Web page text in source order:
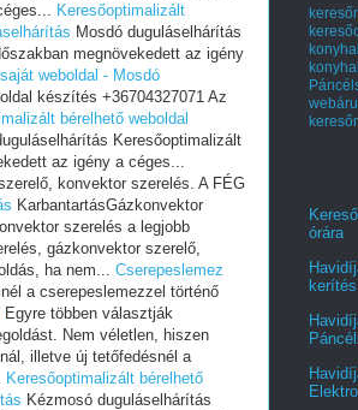
Keresőoptimalizált
Mosdó duguláselhárítás
megnövekedett az igény
weboldal - Mosdó
készítés +36704327071 Az
bérelhető weboldal
Keresőoptimalizált
az igény a céges...
konvektor szerelés. A FÉG
KarbantartásGázkonvektor
szerelés a legjobb
gázkonvektor szerelő,
ha nem... Cserepeslemez
a cserepeslemezzel történő
Egyre többen választják
Nem véletlen, hiszen
illetve új tetőfedésnél a
Keresőoptimalizált bérelhető
Kézmosó duguláselhárítás
órára